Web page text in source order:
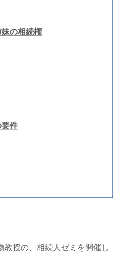
の相続権
件
教授の、相続人ゼミを開催し